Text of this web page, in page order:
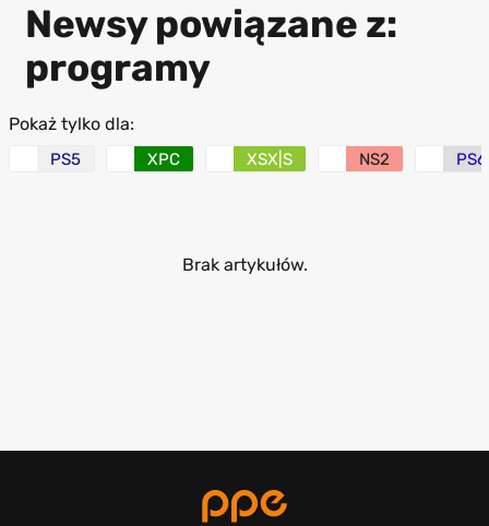
Newsy powiązane z:
programy
Pokaż tylko dla:
PS5 XPC XSX|S NS2 PS6
Brak artykułów.